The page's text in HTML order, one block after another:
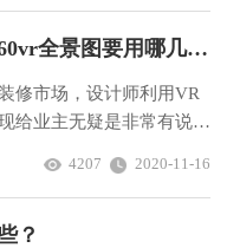
景图要用哪几个软件?
修市场，设计师利用VR
给业主无疑是非常有说服
2020-11-16
4207
？